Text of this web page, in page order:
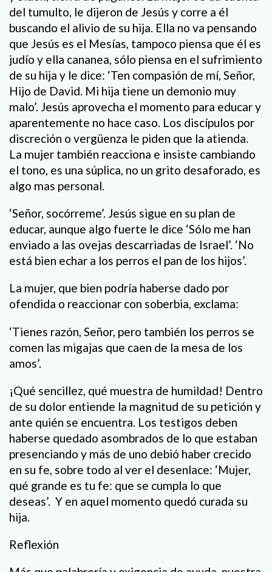
del tumulto, le dijeron de Jesús y corre a él
buscando el alivio de su hija. Ella no va pensando
que Jesús es el Mesías, tampoco piensa que él es
judío y ella cananea, sólo piensa en el sufrimiento
de su hija y le dice: ‘Ten compasión de mí, Señor,
Hijo de David. Mi hija tiene un demonio muy
malo’. Jesús aprovecha el momento para educar y
aparentemente no hace caso. Los discípulos por
discreción o vergüenza le piden que la atienda.
La mujer también reacciona e insiste cambiando
el tono, es una súplica, no un grito desaforado, es
algo mas personal.
‘Señor, socórreme’. Jesús sigue en su plan de
educar, aunque algo fuerte le dice ‘Sólo me han
enviado a las ovejas descarriadas de Israel’. ‘No
está bien echar a los perros el pan de los hijos’.
La mujer, que bien podría haberse dado por
ofendida o reaccionar con soberbia, exclama:
‘Tienes razón, Señor, pero también los perros se
comen las migajas que caen de la mesa de los
amos’.
¡Qué sencillez, qué muestra de humildad! Dentro
de su dolor entiende la magnitud de su petición y
ante quién se encuentra. Los testigos deben
haberse quedado asombrados de lo que estaban
presenciando y más de uno debió haber crecido
en su fe, sobre todo al ver el desenlace: ‘Mujer,
qué grande es tu fe: que se cumpla lo que
deseas’. Y en aquel momento quedó curada su
hija.
Reflexión